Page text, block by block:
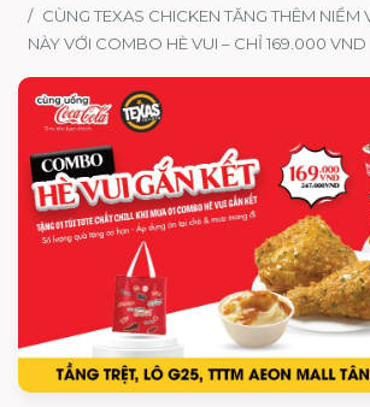
CÙNG TEXAS CHICKEN TĂNG THÊM NIỀM
NÀY VỚI COMBO HÈ VUI – CHỈ 169.000 VND